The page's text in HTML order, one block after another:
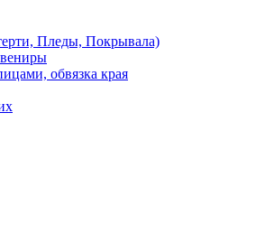
Пледы, Покрывала)
обвязка края